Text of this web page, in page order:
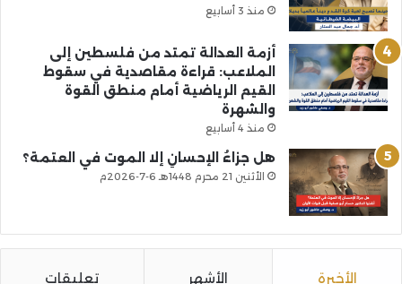
منذ 3 أسابيع
أزمة العدالة تمتد من فلسطين إلى
الملاعب: قراءة مقاصدية في سقوط
القيم الرياضية أمام منطق القوة
والشهرة
منذ 4 أسابيع
هل جزاءُ الإحسانِ إلا الموت في العتمة؟
الأثنين 21 محرم 1448هـ 6-7-2026م
الأخيرة الأشهر تعليقات